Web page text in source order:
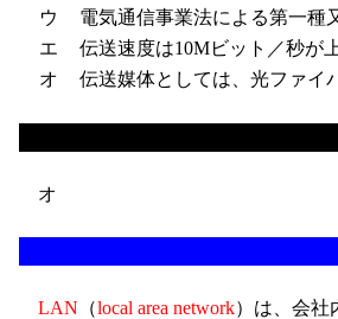
ウ
電気通信事業法による第一種
エ
伝送速度は10Mビット／秒が
オ
伝送媒体としては、光ファイ
オ
LAN （local area network）は、会社